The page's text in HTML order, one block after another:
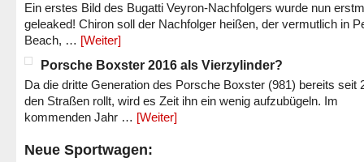
Ein erstes Bild des Bugatti Veyron-Nachfolgers wurde nun
geleaked! Chiron soll der Nachfolger heißen, der vermutlich in
Beach, … [Weiter]
Porsche Boxster 2016 als Vierzylinder?
Da die dritte Generation des Porsche Boxster (981) bereits seit
den Straßen rollt, wird es Zeit ihn ein wenig aufzubügeln. Im
kommenden Jahr … [Weiter]
Neue Sportwagen: